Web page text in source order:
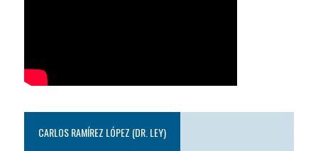
CARLOS RAMÍREZ LÓPEZ (DR. LEY)